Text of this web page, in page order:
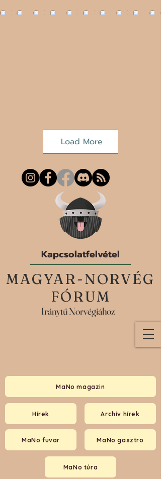
MAGYAR-NORVÉG
FÓRUM
Iránytű Norvégiához
Hírek
MaNo magazin
MaNo fuvar MaNo gasztro
MaNo túra
Archív hírek
Kapcsolatfelvétel
Load More